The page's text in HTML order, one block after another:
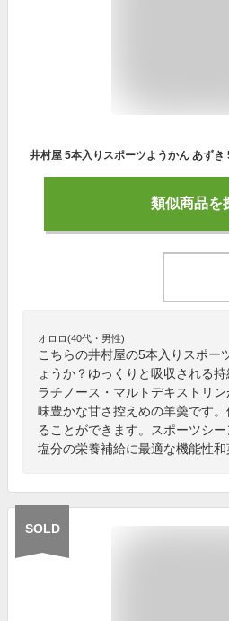
類似商品を
オロロ(40代・男性)
こちらの井村屋の5本入りスポー
ょうか？ゆっくりと吸収される
ラチノース・マルトデキストリ
味豊かな甘さ控えめの羊羮です
ることができます。スポーツシ
塩分の栄養補給に最適な機能性和
SOLD